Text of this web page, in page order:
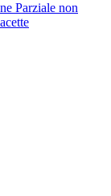
Parziale non